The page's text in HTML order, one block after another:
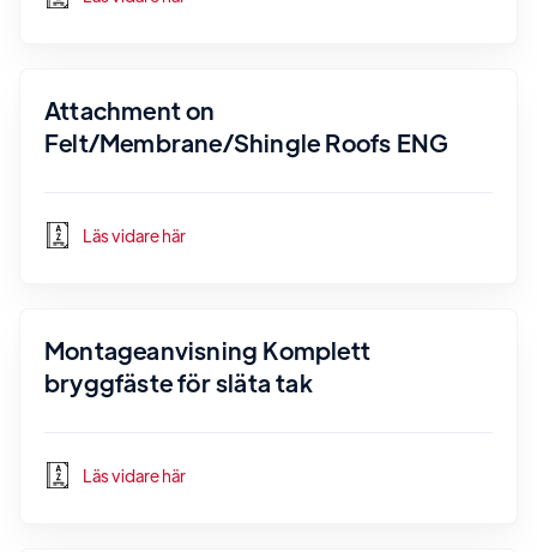
Attachment on
Felt/Membrane/Shingle Roofs ENG
Läs vidare här
Montageanvisning Komplett
bryggfäste för släta tak
Läs vidare här